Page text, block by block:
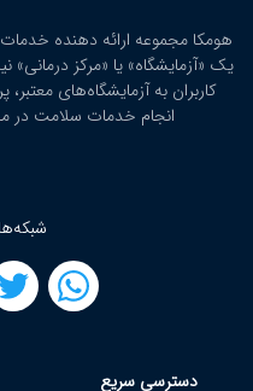
هومکا مجموعه ارائه‌ دهنده
یک «آزمایشگاه» یا «مرکز
کاربران به آزمایشگاه‌های
انجام خدمات سلامت در
دسترسی سریع